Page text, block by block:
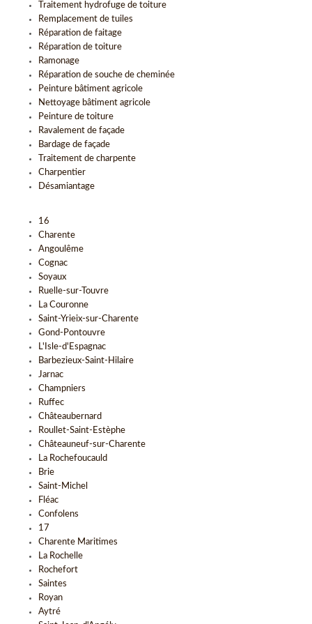
Traitement hydrofuge de toiture
Remplacement de tuiles
Réparation de faitage
Réparation de toiture
Ramonage
Réparation de souche de cheminée
Peinture bâtiment agricole
Nettoyage bâtiment agricole
Peinture de toiture
Ravalement de façade
Bardage de façade
Traitement de charpente
Charpentier
Désamiantage
16
Charente
Angoulême
Cognac
Soyaux
Ruelle-sur-Touvre
La Couronne
Saint-Yrieix-sur-Charente
Gond-Pontouvre
L'Isle-d'Espagnac
Barbezieux-Saint-Hilaire
Jarnac
Champniers
Ruffec
Châteaubernard
Roullet-Saint-Estèphe
Châteauneuf-sur-Charente
La Rochefoucauld
Brie
Saint-Michel
Fléac
Confolens
17
Charente Maritimes
La Rochelle
Rochefort
Saintes
Royan
Aytré